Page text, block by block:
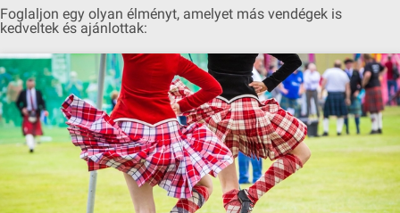
Foglaljon egy olyan élményt, amelyet más vendégek is
kedveltek és ajánlottak: